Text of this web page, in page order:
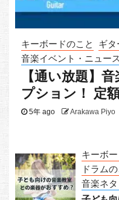
キーボードのこと ギタ
音楽イベント・ニュース
【通い放題】
プション！ 定
ムもピアノも
5年 ago Arakawa Piyo
キーボ
ドラム
音楽ネ